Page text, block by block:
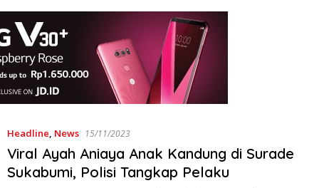
Headline, News 15/11/2023
Viral Ayah Aniaya Anak Kandung di Surade
Sukabumi, Polisi Tangkap Pelaku